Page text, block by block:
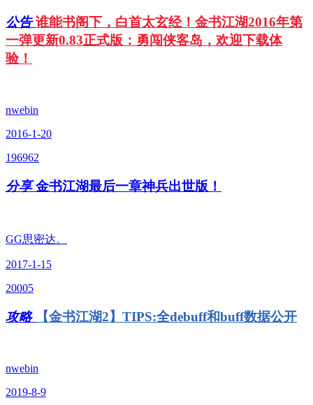
公告 谁能书阁下，白首太玄经！金书江湖2016年第
一弹更新0.83正式版：勇闯侠客岛，欢迎下载体
验！
nwebin
2016-1-20
196962
分享 金书江湖最后一章神兵出世版！
GG思密达。
2017-1-15
20005
攻略 【金书江湖2】TIPS:全debuff和buff数据公开
nwebin
2019-8-9